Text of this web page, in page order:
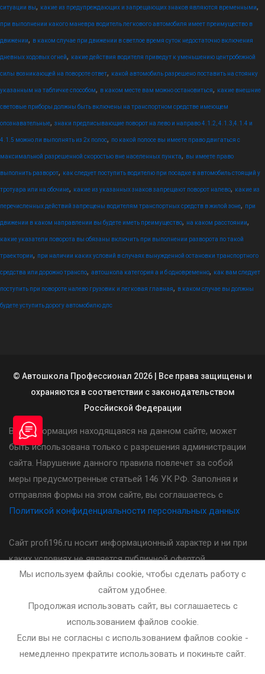
ситуации вы, какие из предупреждающих и запрещающих знаков являются временными,
при выполнении какого маневра водитель легкового автомобиля имеет преимущество в
движении, в каком случае при движении в светлое время суток недостаточно включения
дневных ходовых огней, какие действия водителя приведут к уменьшению центробежной
силы возникающей на повороте ответ, какой автомобиль разрешено поставить на стоянку
указанным на табличке способом, в каком месте вам можно остановиться, какие внешние
световые приборы должны быть включены на транспортном средстве имеющем
опознавательные, знаки предписывающие поворот на лево и направо 4.1.2, 4.1.3,4.1.4 и
4.1.5 можно ли выполнять из 2х полос, по какой полосе вы имеете право двигаться с
максимальной разрешенной скоростью вне населенных пункта, вы имеете право
выполнить разворот, как следует поступить водителю при посадке в автомобиль стоящий у
тротуара или на обочине, какие из указанных знаков запрещают поворот налево, какие из
перечисленных действий запрещены водителям транспортных средств в жилой зоне, при
движении в каком направлении вы будете иметь преимущество, на каком расстоянии,
какие указатели поворота вы обязаны включить при выполнении разворота по такой
траектории, при наличии каких условий в случаях вынужденной остановки транспортного
средства или дорожно транспо, автошкола категория а и б одновременно, как вам следует
поступить при повороте налево грузовик и легковая главная, в каком случае вы должны
будете уступить дорогу автомобилю дпс
© Автошкола Профессионал 2026 | Все права защищены и
охраняются в соответствии с законодательством
Россйиской Федерации
Вся информация находящаяся на данном сайте, может
быть использована только с разрешения администрации
сайта. Нарушение данного правила повлечет за собой
меры предусмотренные статьей 146 УК РФ. Заполняя и
отправляя формы на этом сайте, вы соглашаетесь с
Политикой конфиденциальности персональных данных
Сайт profi196.ru носит информационный характер и ни при
каких условиях не является публичной офертой,
определяемой положениями статьи 437(2) Гражданского
кодекса Российской Федерации. Стоимость, порядок и
другие условия предоставления услуг указанных на сайте
необходимо уточнять у администратора автошколы.
Разработка и сопровождение сайта - bleaksoft.ru
Мы используем файлы cookie, чтобы сделать работу с
сайтом удобнее.
Продолжая использовать сайт, вы соглашаетесь с
использованием файлов cookie.
Если вы не согласны с использованием файлов cookie -
немедленно прекратите использовать и покиньте сайт.